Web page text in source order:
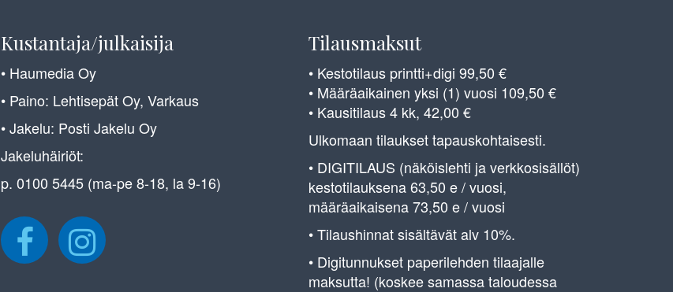
Kustantaja/julkaisija
• Haumedia Oy
• Paino: Lehtisepät Oy, Varkaus
• Jakelu: Posti Jakelu Oy
Jakeluhäiriöt:
p. 0100 5445 (ma-pe 8-18, la 9-16)
Tilausmaksut
• Kestotilaus printti+digi 99,50 €
• Määräaikainen yksi (1) vuosi 109,50 €
• Kausitilaus 4 kk, 42,00 €
Ulkomaan tilaukset tapauskohtaisesti.
• DIGITILAUS (näköislehti ja verkkosisällöt)
kestotilauksena 63,50 e / vuosi,
määräaikaisena 73,50 e / vuosi
• Tilaushinnat sisältävät alv 10%.
• Digitunnukset paperilehden tilaajalle
maksutta! (koskee samassa taloudessa